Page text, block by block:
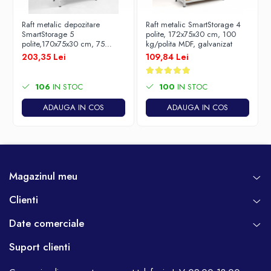
Raft metalic depozitare
SmartStorage 5
polite,170x75x30 cm, 75
kg/polita metalica, alb
203,35 Lei
106 IN STOC
ADAUGA IN COS
Raft metalic SmartStorage 4
polite, 172x75x30 cm, 100
kg/polita MDF, galvanizat
109,84 Lei
100 IN STOC
ADAUGA IN COS
Magazinul meu
Clienti
Date comerciale
Suport clienti